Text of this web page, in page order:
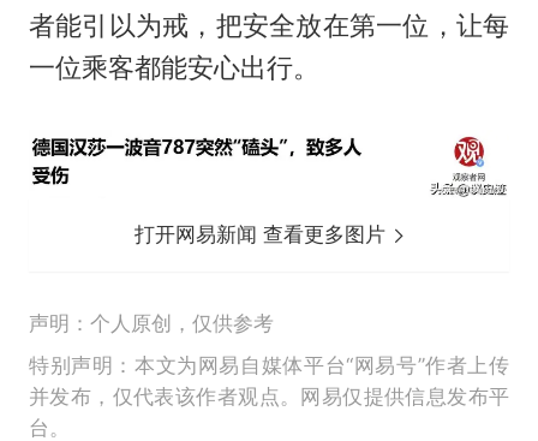
者能引以为戒，把安全放在第一位，让每
一位乘客都能安心出行。
打开网易新闻 查看更多图片
声明：个人原创，仅供参考
特别声明：本文为网易自媒体平台“网易号”作者上传
并发布，仅代表该作者观点。网易仅提供信息发布平
台。